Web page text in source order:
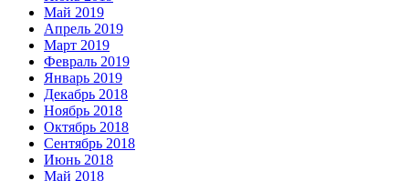
Май 2019
Апрель 2019
Март 2019
Февраль 2019
Январь 2019
Декабрь 2018
Ноябрь 2018
Октябрь 2018
Сентябрь 2018
Июнь 2018
Май 2018